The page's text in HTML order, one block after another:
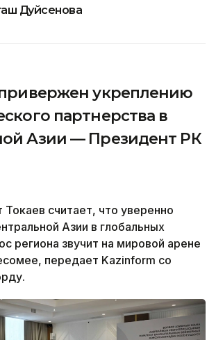
Дуйсенова
привержен укреплению
партнерства в
Азии — Президент РК
считает, что уверенно
Азии в глобальных
региона звучит на мировой арене
передает Kazinform со